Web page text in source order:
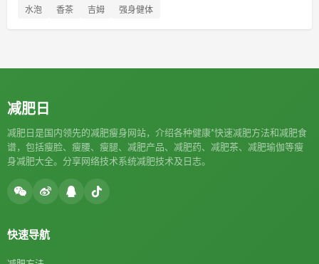
水泡
香茶 吉姆 强身健体
减肥日
减肥日是国内领先的减肥瘦身网站，介绍各种健康*快速减肥方法和减肥食
谱，包括瘦脸、瘦腰、瘦腿、减肥产品、减肥药、减肥茶、减肥瑜伽等瘦
身减肥大全。分享网络技术系统减肥技术及日志。
快速导航